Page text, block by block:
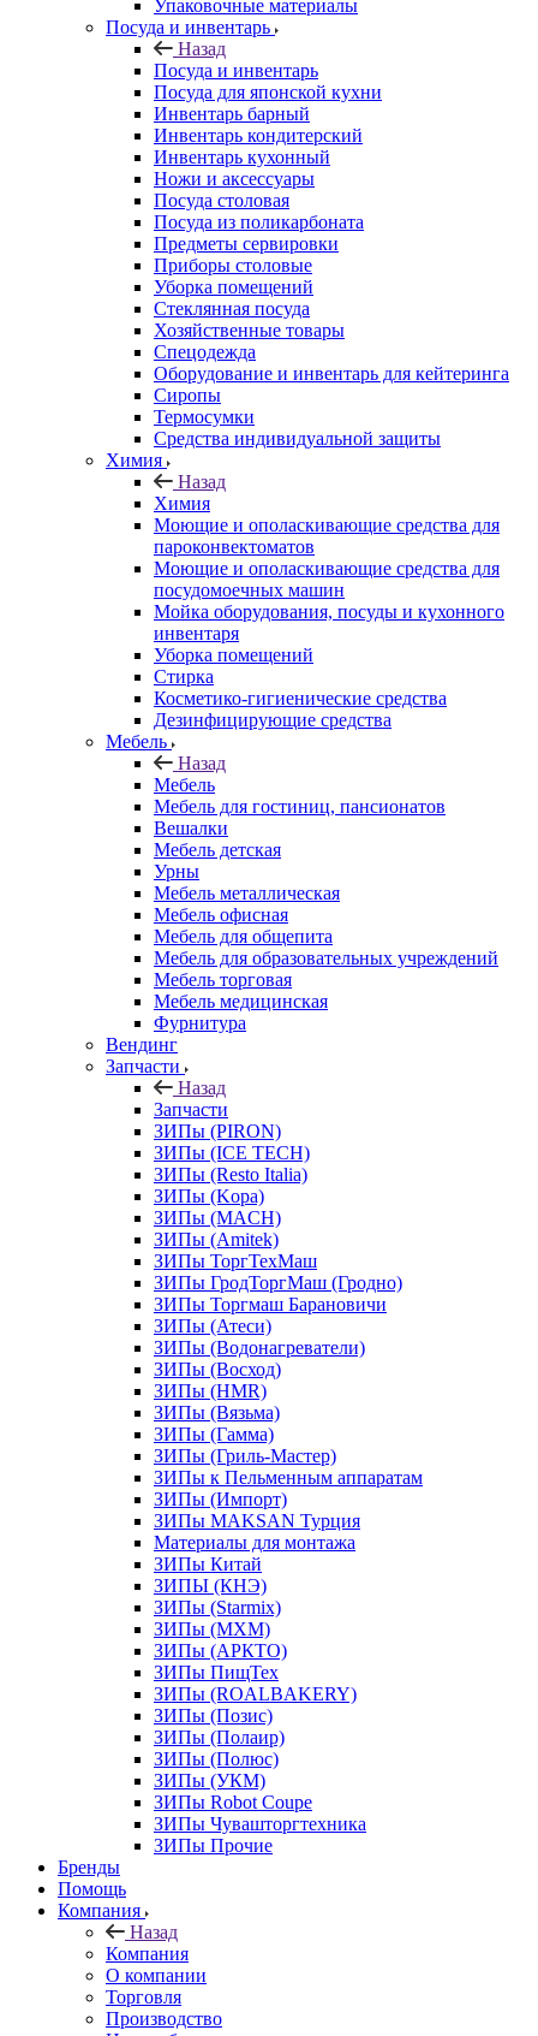
Упаковочные материалы
Посуда и инвентарь
Назад
Посуда и инвентарь
Посуда для японской кухни
Инвентарь барный
Инвентарь кондитерский
Инвентарь кухонный
Ножи и аксессуары
Посуда столовая
Посуда из поликарбоната
Предметы сервировки
Приборы столовые
Уборка помещений
Стеклянная посуда
Хозяйственные товары
Спецодежда
Оборудование и инвентарь для кейтеринга
Сиропы
Термосумки
Средства индивидуальной защиты
Химия
Назад
Химия
Моющие и ополаскивающие средства для
пароконвектоматов
Моющие и ополаскивающие средства для
посудомоечных машин
Мойка оборудования, посуды и кухонного
инвентаря
Уборка помещений
Стирка
Косметико-гигиенические средства
Дезинфицирующие средства
Мебель
Назад
Мебель
Мебель для гостиниц, пансионатов
Вешалки
Мебель детская
Урны
Мебель металлическая
Мебель офисная
Мебель для общепита
Мебель для образовательных учреждений
Мебель торговая
Мебель медицинская
Фурнитура
Вендинг
Запчасти
Назад
Запчасти
ЗИПы (PIRON)
ЗИПы (ICE TECH)
ЗИПы (Resto Italia)
ЗИПы (Kopa)
ЗИПы (MACH)
ЗИПы (Amitek)
ЗИПы ТоргТехМаш
ЗИПы ГродТоргМаш (Гродно)
ЗИПы Торгмаш Барановичи
ЗИПы (Атеси)
ЗИПы (Водонагреватели)
ЗИПы (Восход)
ЗИПы (HMR)
ЗИПы (Вязьма)
ЗИПы (Гамма)
ЗИПы (Гриль-Мастер)
ЗИПы к Пельменным аппаратам
ЗИПы (Импорт)
ЗИПы MAKSAN Турция
Материалы для монтажа
ЗИПы Китай
ЗИПЫ (КНЭ)
ЗИПы (Starmix)
ЗИПы (МХМ)
ЗИПы (АРКТО)
ЗИПы ПищТех
ЗИПы (ROALBAKERY)
ЗИПы (Позис)
ЗИПы (Полаир)
ЗИПы (Полюс)
ЗИПы (УКМ)
ЗИПы Robot Coupe
ЗИПы Чувашторгтехника
ЗИПы Прочие
Бренды
Помощь
Компания
Назад
Компания
О компании
Торговля
Производство